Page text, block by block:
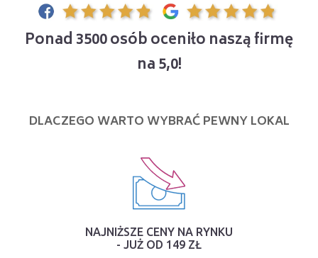
Ponad 3500 osób oceniło naszą firmę
na 5,0!
DLACZEGO WARTO WYBRAĆ PEWNY LOKAL
NAJNIŻSZE CENY NA RYNKU
- JUŻ OD 149 ZŁ